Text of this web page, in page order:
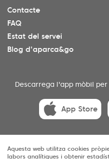
Contacte
FAQ
Estat del servei
Blog d'aparca&go
Descarrega l'app mòbil
App Store
© 2025 aparca&go Tots els
Aquesta web utilitza cookies
labors analítiques i obtenir